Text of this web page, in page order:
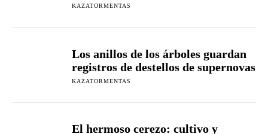
KAZATORMENTAS
Los anillos de los árboles guardan
registros de destellos de supernovas
KAZATORMENTAS
El hermoso cerezo: cultivo y